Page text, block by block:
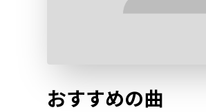
おすすめの曲